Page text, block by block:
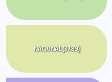
NACIONAL(3789)